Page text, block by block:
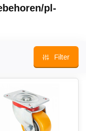
pl-
Filter